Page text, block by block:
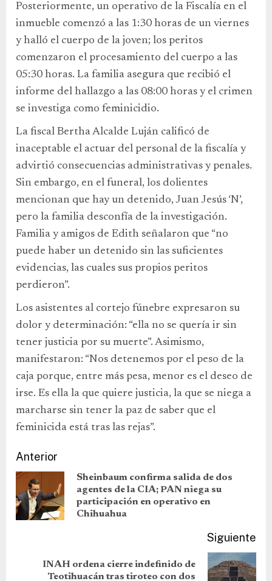
Posteriormente, un operativo de la Fiscalía en el
inmueble comenzó a las 1:30 horas de un viernes
y halló el cuerpo de la joven; los peritos
comenzaron el procesamiento del cuerpo a las
05:30 horas. La familia asegura que recibió el
informe del hallazgo a las 08:00 horas y el crimen
se investiga como feminicidio.
La fiscal Bertha Alcalde Luján calificó de
inaceptable el actuar del personal de la fiscalía y
advirtió consecuencias administrativas y penales.
Sin embargo, en el funeral, los dolientes
mencionan que hay un detenido, Juan Jesús ‘N’,
pero la familia desconfía de la investigación.
Familia y amigos de Edith señalaron que “no
puede haber un detenido sin las suficientes
evidencias, las cuales sus propios peritos
perdieron”.
Los asistentes al cortejo fúnebre expresaron su
dolor y determinación: “ella no se quería ir sin
tener justicia por su muerte”. Asimismo,
manifestaron: “Nos detenemos por el peso de la
caja porque, entre más pesa, menor es el deseo de
irse. Es ella la que quiere justicia, la que se niega a
marcharse sin tener la paz de saber que el
feminicida está tras las rejas”.
Anterior
Sheinbaum confirma salida de dos
agentes de la CIA; PAN niega su
participación en operativo en
Chihuahua
Siguiente
INAH ordena cierre indefinido de
Teotihuacán tras tiroteo con dos